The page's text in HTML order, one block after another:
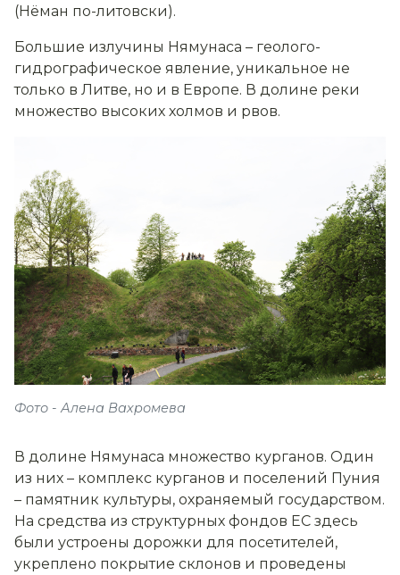
(Нёман по-литовски).
Большие излучины Нямунаса – геолого-
гидрографическое явление, уникальное не
только в Литве, но и в Европе. В долине реки
множество высоких холмов и рвов.
Фото - Алена Вахромева
В долине Нямунаса множество курганов. Один
из них – комплекс курганов и поселений Пуния
– памятник культуры, охраняемый государством.
На средства из структурных фондов ЕС здесь
были устроены дорожки для посетителей,
укреплено покрытие склонов и проведены